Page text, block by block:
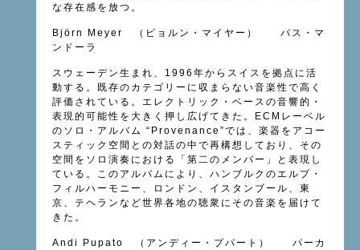
な存在感を放つ。
Björn Meyer （ビョルン・マイヤー） バス・マ
ンドーラ
スウェーデン生まれ、1996年からスイスを拠点に活
動する。既存のカテゴリーに収まらない音楽性で高く
評価されている。エレクトリック・ベースの音響的・
表現的可能性を大きく押し広げてきた。ECMレーベル
のソロ・アルバム “Provenance”では、楽器をアコー
スティック空間との対話の中で再構想しており、その
空間をソロ演奏における「第二のメンバー」と表現し
ている。このアルバムにより、ハンブルクのエルプ・
フィルハーモニー、ロンドン、イスタンブール、東
京、テヘランなど世界各地の聴衆にその音楽を届けて
きた。
Andi Pupato （アンディー・プパート） パーカ